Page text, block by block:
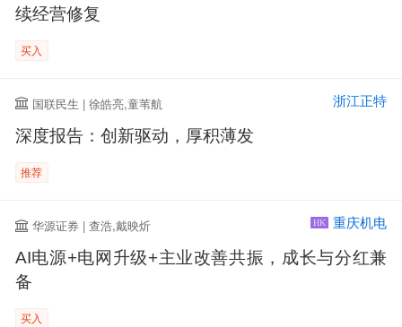
续经营修复
买入
国联民生 | 徐皓亮,童苇航 浙江正特
深度报告：创新驱动，厚积薄发
推荐
华源证券 | 查浩,戴映炘 HK 重庆机电
AI电源+电网升级+主业改善共振，成长与分红兼
备
买入